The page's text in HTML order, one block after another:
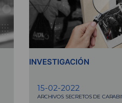
INVESTIGACIÓN
15-02-2022
ARCHIVOS SECRETOS DE